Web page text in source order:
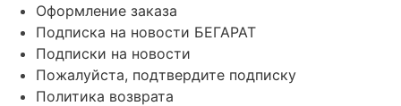
Оформление заказа
Подписка на новости БЕГАРАТ
Подписки на новости
Пожалуйста, подтвердите подписку
Политика возврата